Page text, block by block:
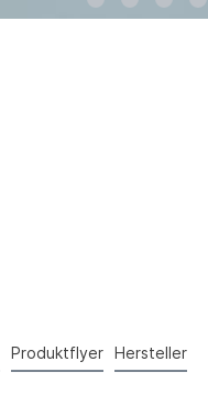
Produktflyer Hersteller